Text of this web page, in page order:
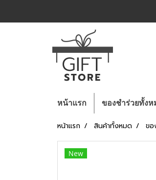
หน้าแรก ของชำร่วยทั้งห
หน้าแรก สินค้าทั้งหมด ขอ
New